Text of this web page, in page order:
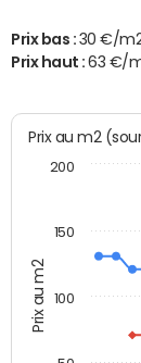
Prix bas : 30 €/
Prix haut :63 €/
Prix au m2
Prix au m2
100
150
200